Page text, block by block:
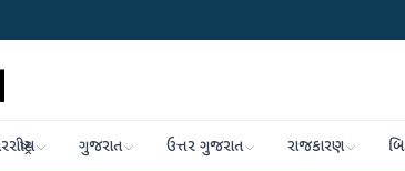
ગુજરાત ઉત્તર ગુજરાત રાજકારણ